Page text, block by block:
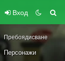
Вход
Пребоядисване
Персонажи